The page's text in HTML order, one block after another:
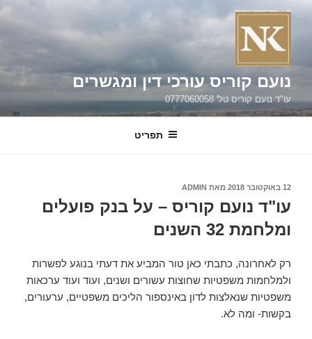
דילוג
נועם קוריס עורכי דין ומגשרים
עו"ד נועם קוריס טל' 0777060058
תפריט
פורסם
12 באוקטובר 2018 מאת ADMIN
עו"ד נועם קוריס – על בנק פועלים
ומלחמת 32 השנים
רק לאחרונה, כתבתי כאן טור המביע את דעתי בנוגע לפשרות
ולמלחמות משפטיות שחוצות עשורים ושנים, ועוד ועוד ערכאות
משפטיות שנאלצות לדון באינספור הליכים משפטיים, ערעורים,
בקשות- ומה לא.